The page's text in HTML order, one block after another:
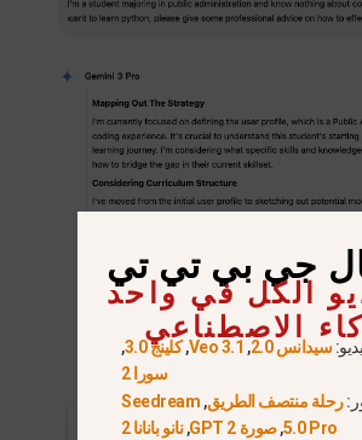
جي بي تي تي
الكل في واحد
الاصطناعيسيدانس 2.0 ,
Veo 3.1
,كلينج 3.0
,
سورا 2
رحلة منتصف الطريق,
Seedream
5.0 Pro
,صورة GPT 2 ,نانو بانانا 2